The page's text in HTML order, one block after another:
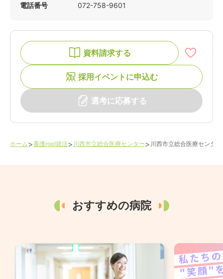
電話番号
072-758-9601
資料請求する
採用イベントに申込む
選考に応募する
ホーム>看護roo!就活> 川西市立総合医療センター> 川西市立総合医療センター
おすすめの病院